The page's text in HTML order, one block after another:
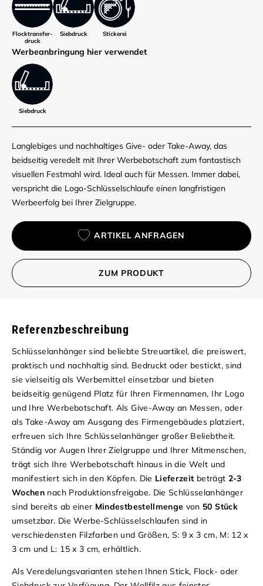
Flocktransfer­
druck
Siebdruck Stickerei
Werbe­anbringung hier verwendet
Siebdruck
Langlebiges und nachhaltiges Give- oder Take-Away, das
beidseitig veredelt mit Ihrer Werbebotschaft zum fantastisch
visuellen Festmahl wird. Ideal auch für Messen. Immer dabei,
verspricht die Logo-Schlüsselschlaufe einen langfristigen
Werbeerfolg bei Ihrer Zielgruppe.
ARTIKEL ANFRAGEN
ZUM PRODUKT
Referenzbeschreibung
Schlüsselanhänger sind beliebte Streuartikel, die preiswert,
praktisch und nachhaltig sind. Bedruckt oder bestickt, sind
sie vielseitig als Werbemittel einsetzbar und bieten
beidseitig genügend Platz für Ihren Firmennamen, Ihr Logo
und Ihre Werbebotschaft. Als Give-Away an Messen, oder
als Take-Away am Ausgang des Firmengebäudes platziert,
erfreuen sich Ihre Schlüsselanhänger großer Beliebtheit.
Ständig vor Augen Ihrer Zielgruppe und Ihrer Mitmenschen,
trägt sich Ihre Werbebotschaft hinaus in die Welt und
manifestiert sich in den Köpfen. Die Lieferzeit beträgt 2-3
Wochen nach Produktionsfreigabe. Die Schlüsselanhänger
sind bereits ab einer Mindestbestellmenge von 50 Stück
umsetzbar. Die Werbe-Schlüsselschlaufen sind in
verschiedensten Filzfarben und Größen, S: 9 x 3 cm, M: 12 x
3 cm und L: 15 x 3 cm, erhältlich.
Als Veredelungsvarianten stehen Ihnen Stick, Flock- oder